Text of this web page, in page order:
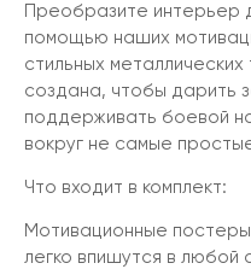
Преобразите интерьер
помощью наших
стильных
создана, чтобы дарить
поддерживать боевой
вокруг не самые
Что входит в комплект:
Мотивационные
легко впишутся в любой